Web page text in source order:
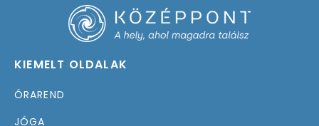
KIEMELT OLDALAK
ÓRAREND
JÓGA